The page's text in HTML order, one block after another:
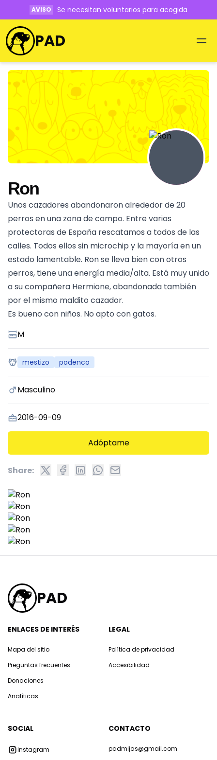
AVISO Se necesitan voluntarios para acogida
PAD
Ron
Unos cazadores abandonaron alrededor de 20
perros en una zona de campo. Entre varias
protectoras de España rescatamos a todos de las
calles. Todos ellos sin microchip y la mayoría en un
estado lamentable. Ron se lleva bien con otros
perros, tiene una energía media/alta. Está muy unido
a su compañera Hermione, abandonada también
por el mismo maldito cazador.
Es bueno con niños. No apto con gatos.
M
mestizo podenco
Masculino
2016-09-09
Adóptame
Share:
PAD
ENLACES DE INTERÉS
Mapa del sitio
Preguntas frecuentes
Donaciones
Analíticas
LEGAL
Política de privacidad
Accesibilidad
SOCIAL
Instagram
CONTACTO
padmijas@gmail.com